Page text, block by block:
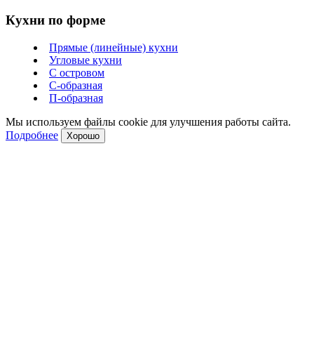
Кухни по форме
Прямые (линейные) кухни
Угловые кухни
С островом
С-образная
П-образная
Мы используем файлы cookie для улучшения работы сайта.
Подробнее
Хорошо